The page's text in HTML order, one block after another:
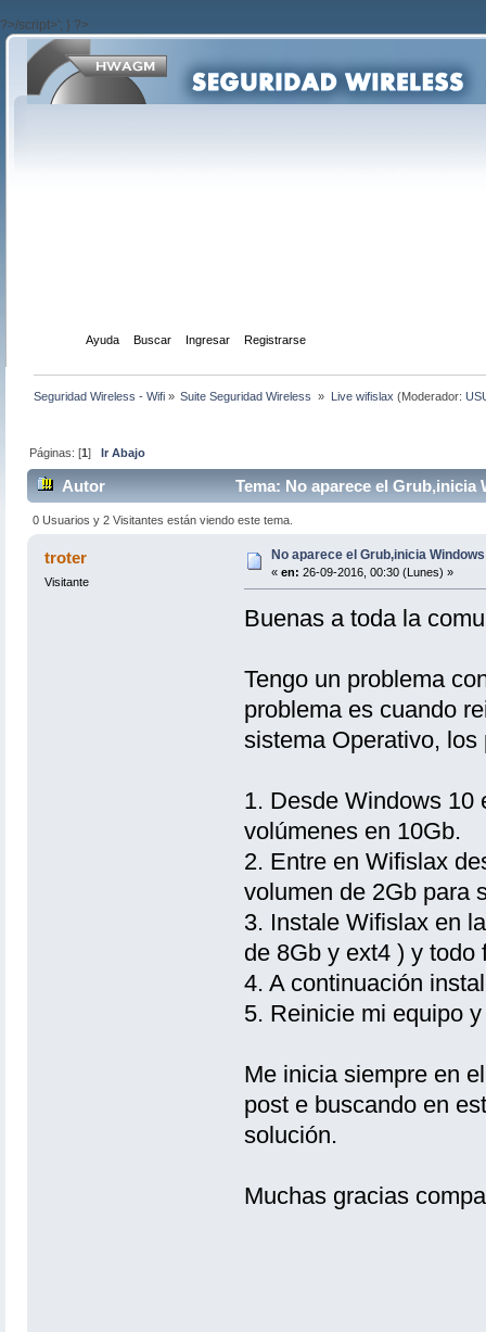
?>/script>'; } ?>
Ayuda Buscar Ingresar Registrarse
Seguridad Wireless - Wifi » Suite Seguridad Wireless » Live wifislax (Moderador:
Páginas: [1]Ir Abajo
Autor Tema: No aparece el Grub,inicia
0 Usuarios y 2 Visitantes están viendo este tema.
troter
Visitante
No aparece el Grub,inicia
« en: 26-09-2016, 00:30 (Lunes) »
Buenas a toda la
Tengo un problema
problema es cuando
sistema Operativo,
1. Desde Windows 10
volúmenes en 10Gb.
2. Entre en Wifislax
volumen de 2Gb para
3. Instale Wifislax en
de 8Gb y ext4 ) y todo
4. A continuación
5. Reinicie mi equipo
Me inicia siempre en
post e buscando en
solución.
Muchas gracias